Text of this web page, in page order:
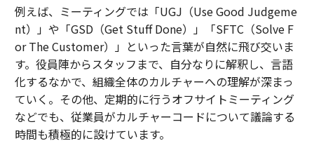
例えば、ミーティングでは「UGJ（Use Good Judgeme
nt）」や「GSD（Get Stuff Done）」「SFTC（Solve F
or The Customer）」といった言葉が自然に飛び交いま
す。役員陣からスタッフまで、自分なりに解釈し、言語
化するなかで、組織全体のカルチャーへの理解が深まっ
ていく。その他、定期的に行うオフサイトミーティング
などでも、従業員がカルチャーコードについて議論する
時間も積極的に設けています。